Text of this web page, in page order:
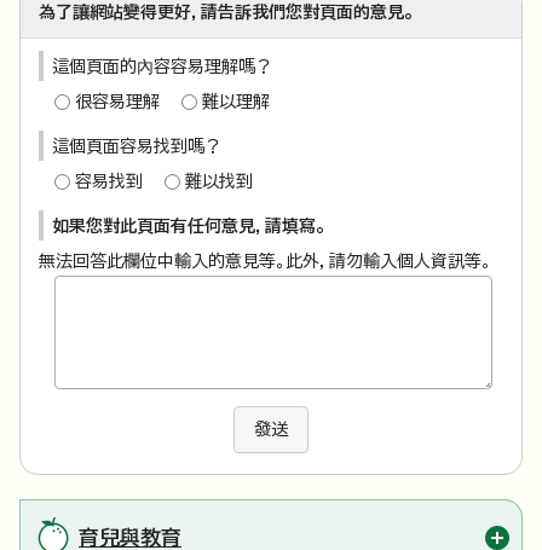
為了讓網站變得更好，請告訴我們您對頁面的意見。
這個頁面的內容容易理解嗎？
很容易理解 難以理解
這個頁面容易找到嗎？
容易找到 難以找到
如果您對此頁面有任何意見，請填寫。
無法回答此欄位中輸入的意見等。此外，請勿輸入個人資訊等。
發送
育兒與教育